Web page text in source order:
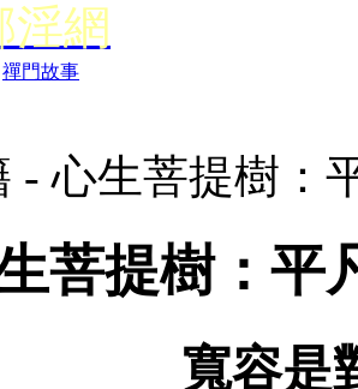
淫網
禪門故事
- 心生菩提樹
菩提樹：
寬容是